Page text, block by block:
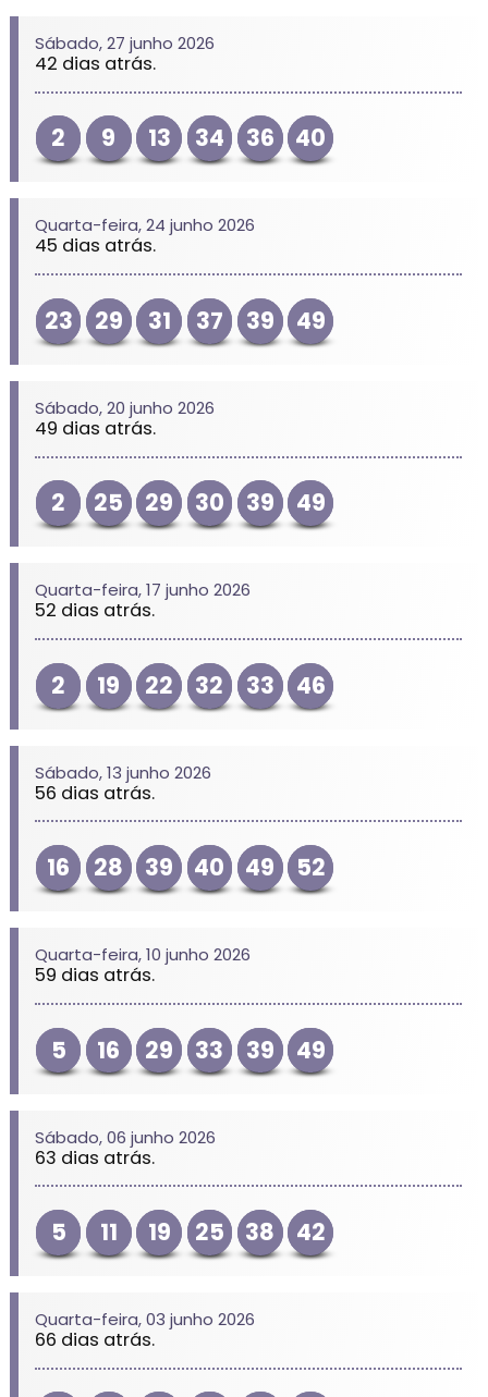
Sábado, 27 junho 2026
42 dias atrás.
2 9 13 34 36 40
Quarta-feira, 24 junho 2026
45 dias atrás.
23 29 31 37 39 49
Sábado, 20 junho 2026
49 dias atrás.
2 25 29 30 39 49
Quarta-feira, 17 junho 2026
52 dias atrás.
2 19 22 32 33 46
Sábado, 13 junho 2026
56 dias atrás.
16 28 39 40 49 52
Quarta-feira, 10 junho 2026
59 dias atrás.
5 16 29 33 39 49
Sábado, 06 junho 2026
63 dias atrás.
5 11 19 25 38 42
Quarta-feira, 03 junho 2026
66 dias atrás.